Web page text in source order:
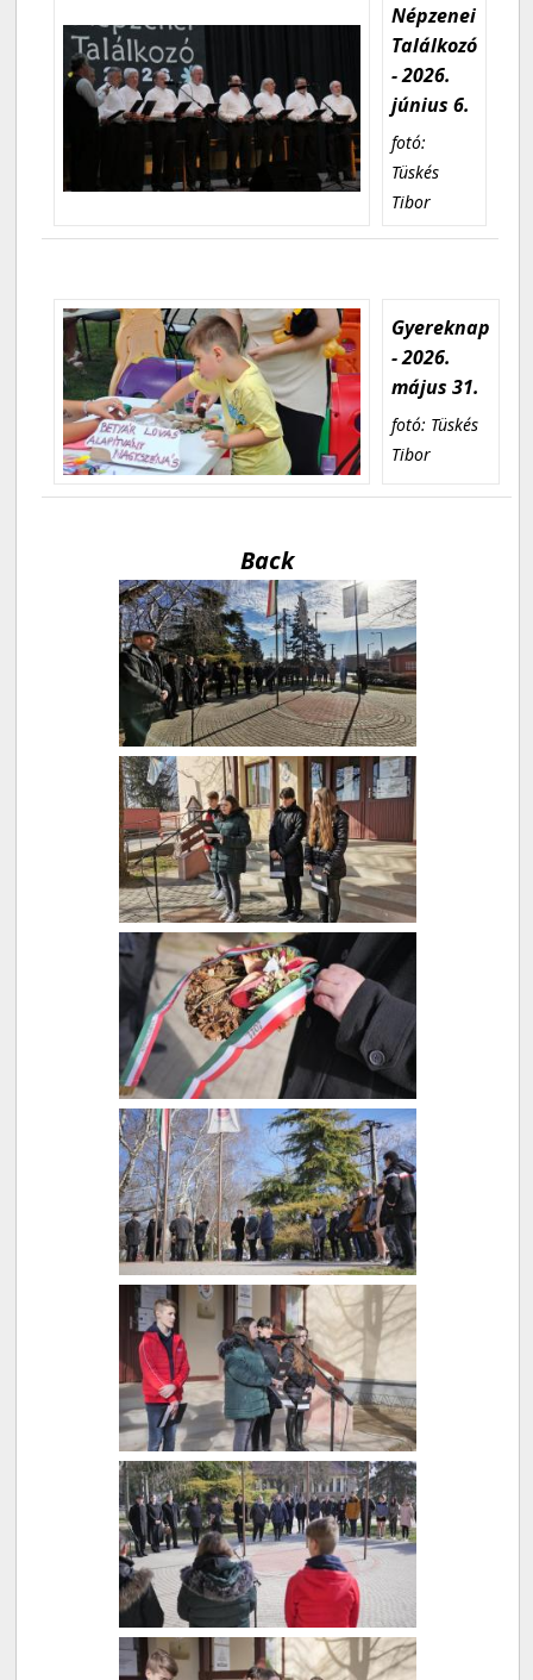
Népzenei
Találkozó
- 2026.
június 6.
fotó:
Tüskés
Tibor
Gyereknap
- 2026.
május 31.
fotó: Tüskés
Tibor
Back